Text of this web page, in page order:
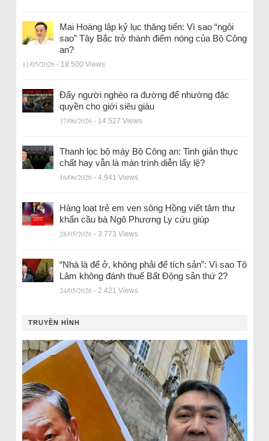
Mai Hoàng lập kỷ lục thăng tiến: Vì sao “ngôi
sao” Tây Bắc trở thành điểm nóng của Bộ Công
an?
11/05/2026 - 18.500 Views
Đẩy người nghèo ra đường để nhường đặc
quyền cho giới siêu giàu
17/06/2026 - 14.527 Views
Thanh lọc bộ máy Bộ Công an: Tinh giản thực
chất hay vẫn là màn trình diễn lấy lệ?
16/06/2026 - 4.941 Views
Hàng loạt trẻ em ven sông Hồng viết tâm thư
khẩn cầu bà Ngô Phương Ly cứu giúp
28/05/2026 - 3.773 Views
“Nhà là để ở, không phải để tích sản”: Vì sao Tô
Lâm không đánh thuế Bất Động sản thứ 2?
24/05/2026 - 2.421 Views
TRUYỀN HÌNH